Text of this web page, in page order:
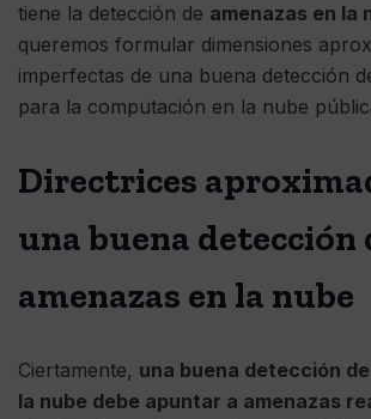
tiene la detección de amenazas en la
queremos formular dimensiones
imperfectas de una buena detección
para la computación en la nube
Directrices
una buena detección
amenazas en la nube
Ciertamente, una buena detección
la nube debe apuntar a amenazas